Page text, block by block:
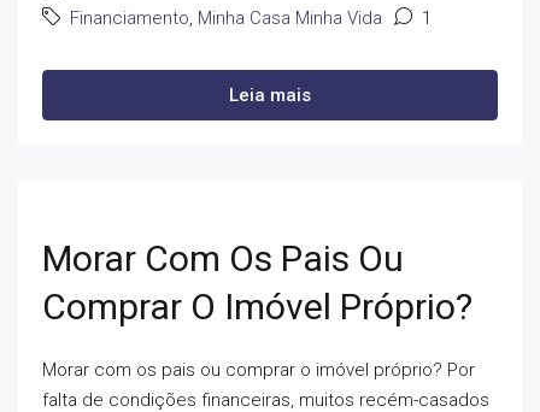
Financiamento Minha Casa Minha Vida 1
Leia mais
Morar Com Os Pais Ou
Comprar O Imóvel Próprio?
Morar com os pais ou comprar o imóvel próprio? Por
falta de condições financeiras, muitos recém-casados